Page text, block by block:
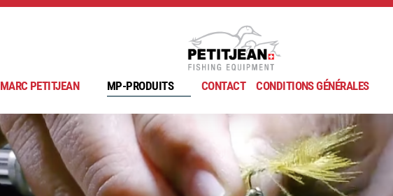
MARC PETITJEAN MP-PRODUITS CONTACT CONDITIONS GÉNÉRALES